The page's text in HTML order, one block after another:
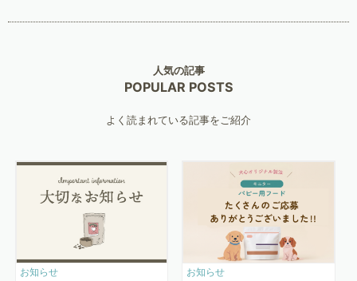
人気の記事
POPULAR POSTS
よく読まれている記事をご紹介
お知らせ お知らせ